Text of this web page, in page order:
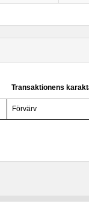
Transaktionens
Förvärv